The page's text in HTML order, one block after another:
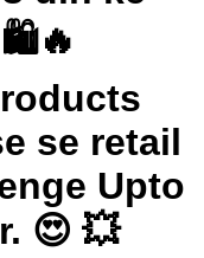
se retail
Upto
😍 💥